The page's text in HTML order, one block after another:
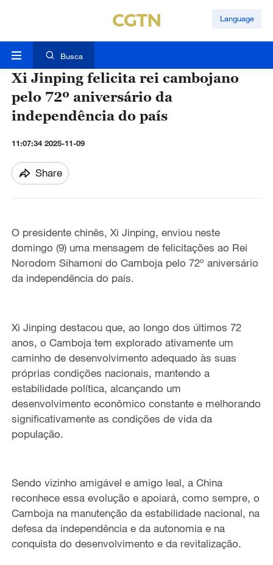
Language
Busca
Xi Jinping felicita rei cambojano
pelo 72º aniversário da
independência do país
11:07:34 2025-11-09
Share
O presidente chinês, Xi Jinping, enviou neste
domingo (9) uma mensagem de felicitações ao Rei
Norodom Sihamoni do Camboja pelo 72º aniversário
da independência do país.
Xi Jinping destacou que, ao longo dos últimos 72
anos, o Camboja tem explorado ativamente um
caminho de desenvolvimento adequado às suas
próprias condições nacionais, mantendo a
estabilidade política, alcançando um
desenvolvimento econômico constante e melhorando
significativamente as condições de vida da
população.
Sendo vizinho amigável e amigo leal, a China
reconhece essa evolução e apoiará, como sempre, o
Camboja na manutenção da estabilidade nacional, na
defesa da independência e da autonomia e na
conquista do desenvolvimento e da revitalização.